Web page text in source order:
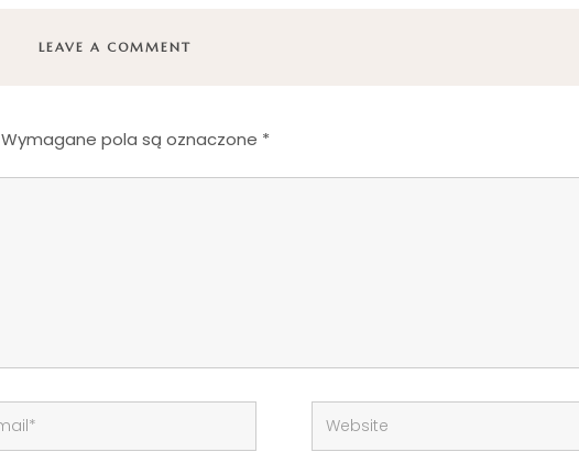
LEAVE A COMMENT
Wymagane pola są oznaczone *